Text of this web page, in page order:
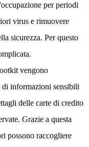
per periodi
virus e rimuovere
sicurezza. Per questo
vengono
di informazioni sensibili
delle carte di credito
Grazie a questa
possono raccogliere